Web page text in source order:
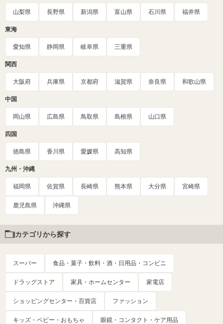
山梨県 長野県 新潟県 富山県 石川県 福井県
東海
愛知県 静岡県 岐阜県 三重県
関西
大阪府 兵庫県 京都府 滋賀県 奈良県 和歌山県
中国
岡山県 広島県 鳥取県 島根県 山口県
四国
徳島県 香川県 愛媛県 高知県
九州・沖縄
福岡県 佐賀県 長崎県 熊本県 大分県 宮崎県
鹿児島県 沖縄県
カテゴリから探す
スーパー 食品・菓子・飲料・酒・日用品・コンビニ
ドラッグストア 家具・ホームセンター 家電店
ショッピングセンター・百貨店 ファッション
キッズ・ベビー・おもちゃ 眼鏡・コンタクト・ケア用品